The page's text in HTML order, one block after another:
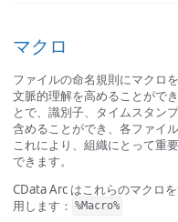
マクロ
ファイルの命名規則にマクロ
文脈的理解を高めることがで
とで、識別子、タイムスタン
含めることができ、各ファイ
これにより、組織にとって重
できます。
CData Arc はこれらのマクロ
用します： %Macro%